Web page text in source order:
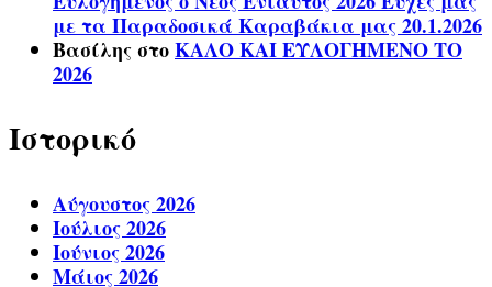
με τα Παραδοσικά Καραβάκια μας 20.1.2026
ΒασίληςστοΚΑΛΟ ΚΑΙ ΕΥΛΟΓΗΜΕΝΟ ΤΟ
2026
Ιστορικό
Αύγουστος 2026
Ιούλιος 2026
Ιούνιος 2026
Μάιος 2026